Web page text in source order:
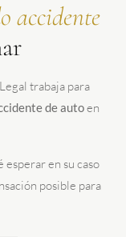
accidente
trabaja para
de autoen
en su caso
posible para